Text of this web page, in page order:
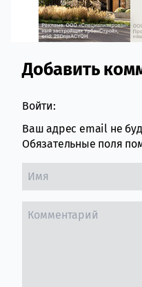
Comment
Добавить
Войти:
Ваш адрес email не
Обязательные поля